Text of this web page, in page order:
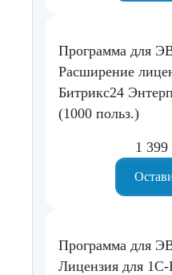
Программа для
Расширение
Битрикс24
(1000 польз.)
1 399
Программа для
Лицензия для 1С-